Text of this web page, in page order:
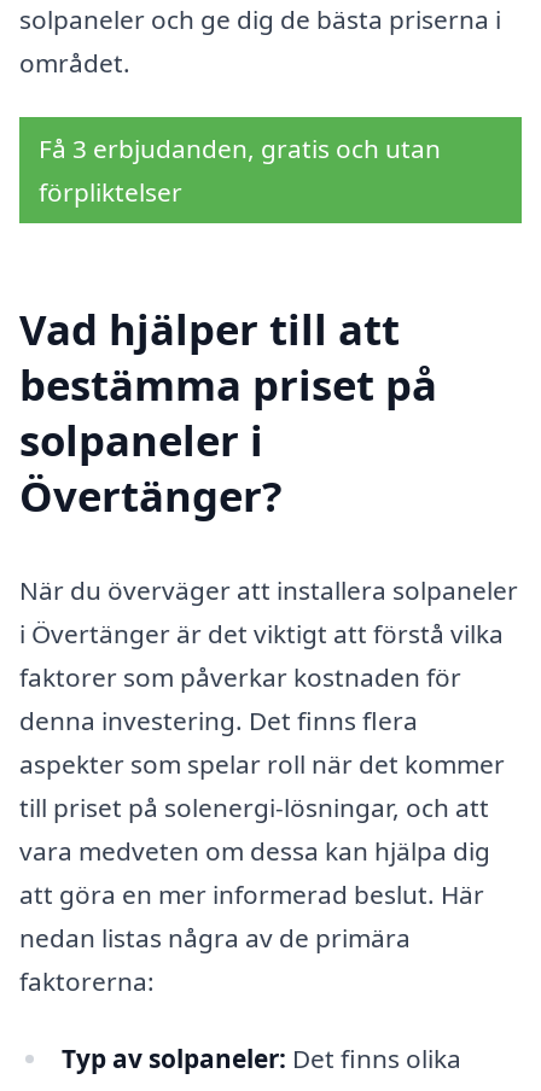
solpaneler och ge dig de bästa priserna i
området.
Få 3 erbjudanden, gratis och utan
förpliktelser
Vad hjälper till att
bestämma priset på
solpaneler i
Övertänger?
När du överväger att installera solpaneler
i Övertänger är det viktigt att förstå vilka
faktorer som påverkar kostnaden för
denna investering. Det finns flera
aspekter som spelar roll när det kommer
till priset på solenergi-lösningar, och att
vara medveten om dessa kan hjälpa dig
att göra en mer informerad beslut. Här
nedan listas några av de primära
faktorerna:
Typ av solpaneler: Det finns olika